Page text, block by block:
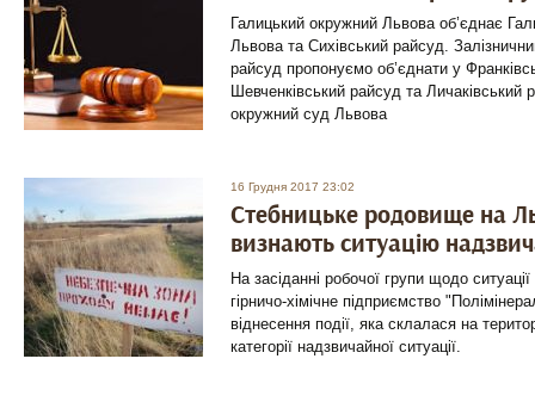
Галицький окружний Львова об’єднає
Львова та Сихівський райсуд.
райсуд пропонуємо об’єднати у
Шевченківський райсуд та Личаківський
окружний суд Львова
16 Грудня 2017 23:02
Стебницьке родовище на
визнають ситуацію
На засіданні робочої групи щодо
гірничо-хімічне підприємство
віднесення події, яка склалася на
категорії надзвичайної ситуації.